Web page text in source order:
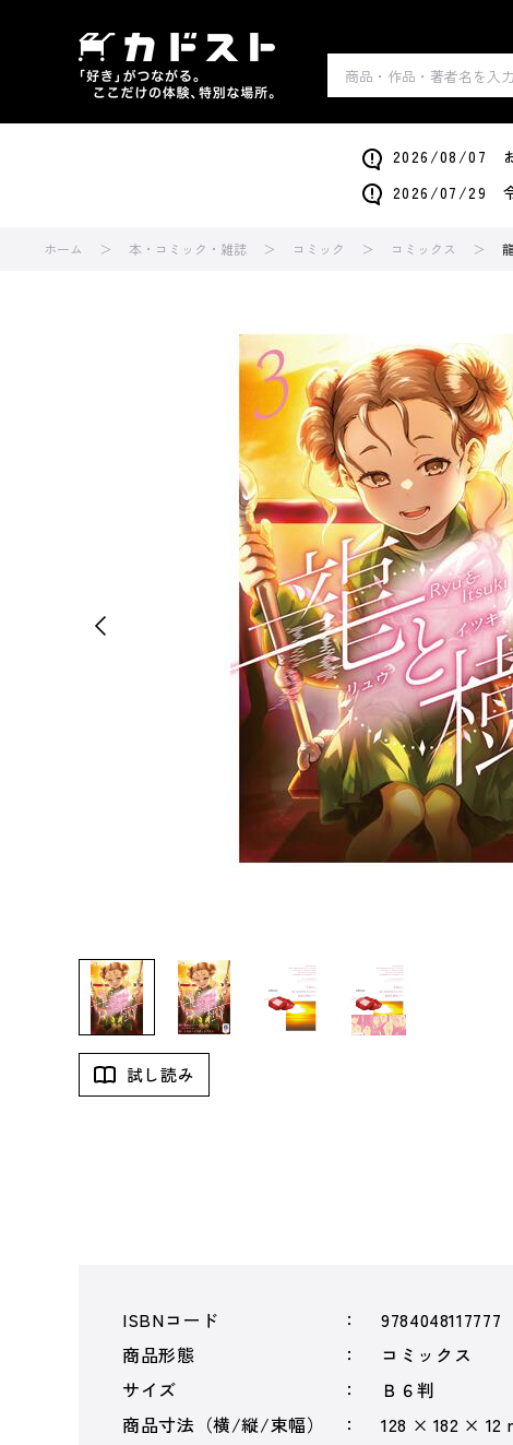
2026/08/07 お
2026/07/29 令
ホーム 本・コミック・雑誌 コミック コミックス
試し読み
ISBNコード
9784048117777
商品形態
コミックス
サイズ
Ｂ６判
商品寸法（横/縦/束幅）
128 × 182 × 12